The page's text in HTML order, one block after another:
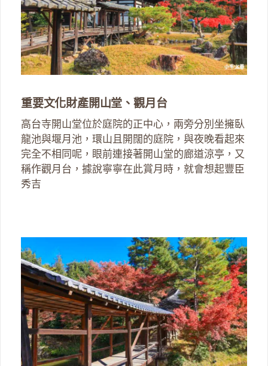
重要文化財產開山堂、觀月台
高台寺開山堂位於庭院的正中心，兩旁分別坐擁臥
龍池與堰月池，環山且開闊的庭院，與夜晚看起來
完全不相同呢，眼前連接著開山堂的廊道涼亭，又
稱作觀月台，據說寧寧在此賞月時，就會想起豐臣
秀吉